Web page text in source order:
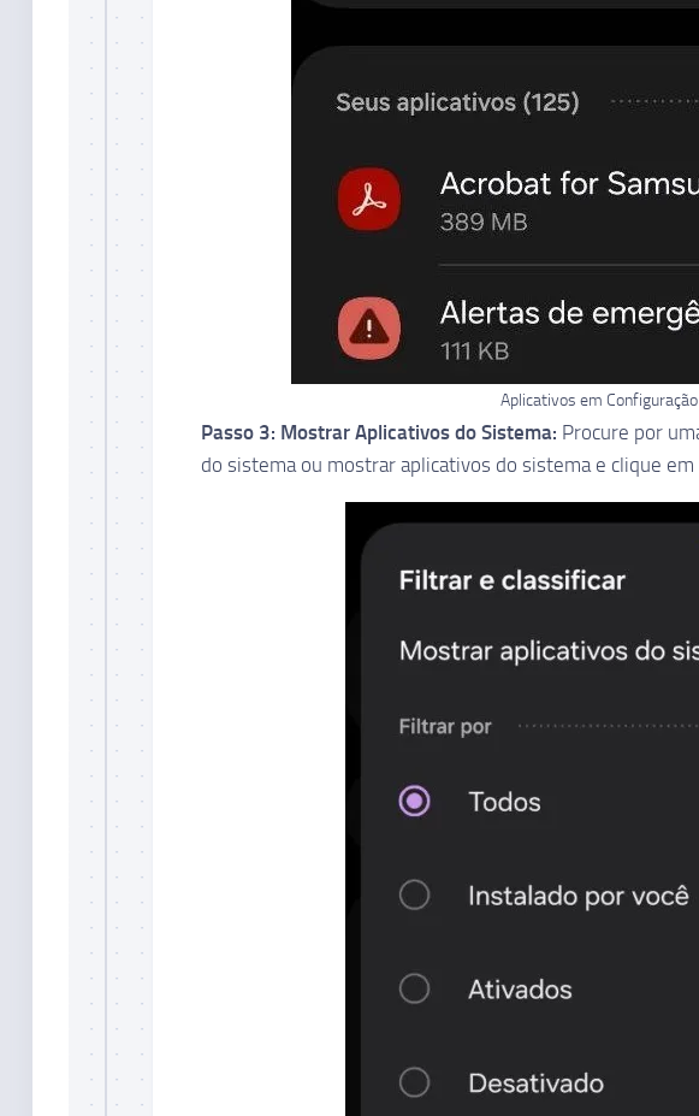
Aplicativos em
Passo 3: Mostrar Aplicativos do Sistema: Procure por
do sistema ou mostrar aplicativos do sistema e clique em